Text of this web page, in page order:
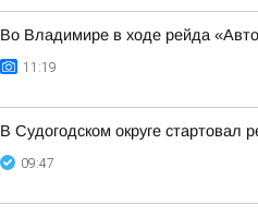
Во Владимире в ходе рейда
11:19
В Судогодском округе
09:47